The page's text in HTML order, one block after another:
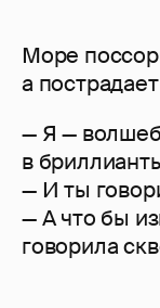
Море
а
— Я —
в
— И ты
— А что бы
говорила